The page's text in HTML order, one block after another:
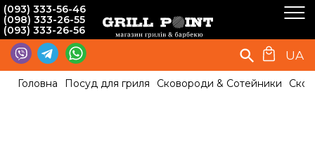
(093) 333-56-46
(098) 333-26-55
(093) 333-26-56
UA
Головна Посуд для гриля Сковороди & Сотейники